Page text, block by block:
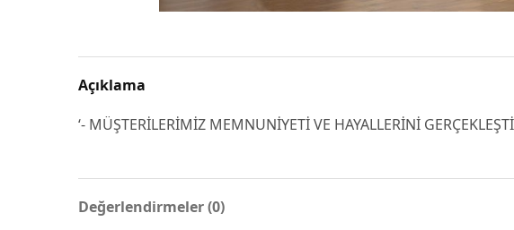
Açıklama
‘- MÜŞTERİLERİMİZ MEMNUNİYETİ VE HAYALLERİNİ
Değerlendirmeler (0)